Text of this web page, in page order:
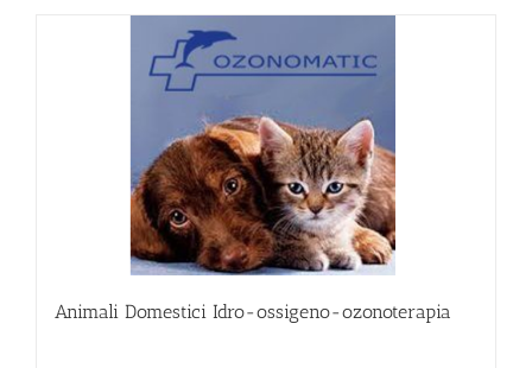
Animali Domestici Idro-ossigeno-ozonoterapia